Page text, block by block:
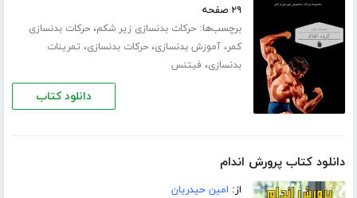
۲۹ صفحه
برچسب‌ها:حرکات بدنسازی زیر شکم،حرکات بدنسازی
کمر،آموزش بدنسازی،حرکات بدنسازی، تمرینات
بدنسازی، فیتنس
دانلود کتاب
دانلود کتاب پرورش اندام
از: امین حیدریان